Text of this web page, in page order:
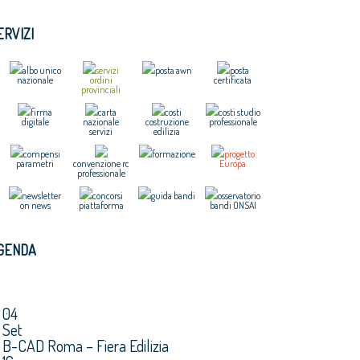
albo unico
nazionale
servizi
ordini
provinciali
posta awn
posta
certificata
firma
digitale
carta
nazionale
servizi
costi
costruzione
edilizia
costi studio
professionale
compensi
parametri
convenzione rc
professionale
formazione
progetto
Europa
newsletter
on news
concorsi
piattaforma
guida bandi
osservatorio
bandi ONSAI
04
Set
B-CAD Roma – Fiera Edilizia